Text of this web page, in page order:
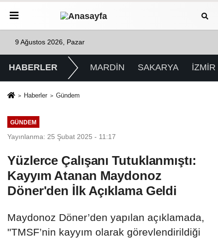
9 Ağustos 2026, Pazar
HABERLER MARDİN SAKARYA İZMİR
Haberler Gündem
GÜNDEM
Yayınlanma: 25 Şubat 2025 - 11:17
Yüzlerce Çalışanı Tutuklanmıştı:
Kayyım Atanan Maydonoz
Döner'den İlk Açıklama Geldi
Maydonoz Döner’den yapılan açıklamada,
''TMSF’nin kayyım olarak görevlendirildiği